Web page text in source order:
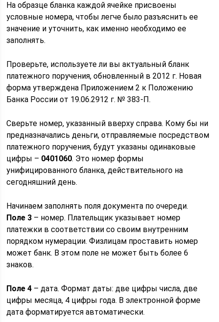
На образце бланка каждой ячейке присвоены
условные номера, чтобы легче было разъяснить ее
значение и уточнить, как именно необходимо ее
заполнять.
Проверьте, используете ли вы актуальный бланк
платежного поручения, обновленный в 2012 г. Новая
форма утверждена Приложением 2 к Положению
Банка России от 19.06.2912 г. № 383-П.
Сверьте номер, указанный вверху справа. Кому бы ни
предназначались деньги, отправляемые посредством
платежного поручения, будут указаны одинаковые
цифры – 0401060. Это номер формы
унифицированного бланка, действительного на
сегодняшний день.
Начинаем заполнять поля документа по очереди.
Поле 3 – номер. Плательщик указывает номер
платежки в соответствии со своим внутренним
порядком нумерации. Физлицам проставить номер
может банк. В этом поле не может быть более 6
знаков.
Поле 4 – дата. Формат даты: две цифры числа, две
цифры месяца, 4 цифры года. В электронной форме
дата форматируется автоматически.